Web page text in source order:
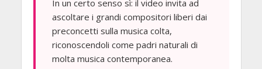
In un certo senso sì: il video invita ad
ascoltare i grandi compositori liberi dai
preconcetti sulla musica colta,
riconoscendoli come padri naturali di
molta musica contemporanea.